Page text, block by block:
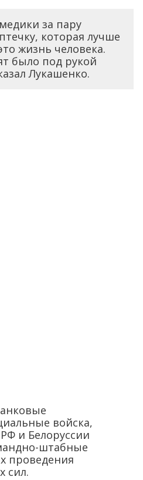
за пару
которая лучше
жизнь человека.
было под рукой
Лукашенко.
войска,
и Белоруссии
штабные
проведения
сил.